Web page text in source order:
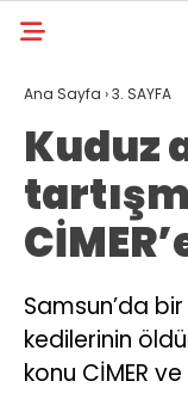
Ana Sayfa ›3. SAYFA
Kuduz
Samsun’da bir
kedilerinin
konu CİMER ve